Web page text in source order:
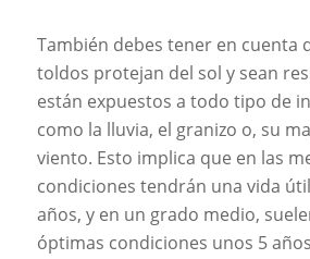
También debes tener en cuenta
toldos protejan del sol y sean
están expuestos a todo tipo de
como la lluvia, el granizo o, su
viento. Esto implica que en las
condiciones tendrán una vida
años, y en un grado medio,
óptimas condiciones unos 5